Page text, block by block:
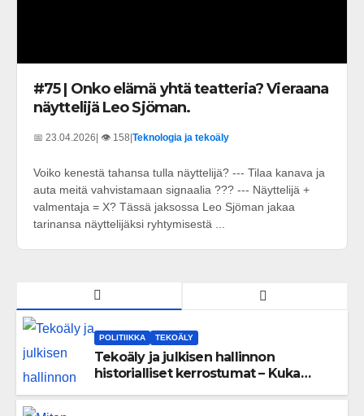
#75 | Onko elämä yhtä teatteria? Vieraana
näyttelijä Leo Sjöman.
📅 23.04.2026| 👁️ 158|Teknologia ja tekoäly
Voiko kenestä tahansa tulla näyttelijä? --- Tilaa kanava ja
auta meitä vahvistamaan signaalia ??? --- Näyttelijä +
valmentaja = X? Tässä jaksossa Leo Sjöman jakaa
tarinansa näyttelijäksi ryhtymisestä ...
POLITIIKKA TEKOÄLY
Tekoäly ja julkisen hallinnon
historialliset kerrostumat – Kuka